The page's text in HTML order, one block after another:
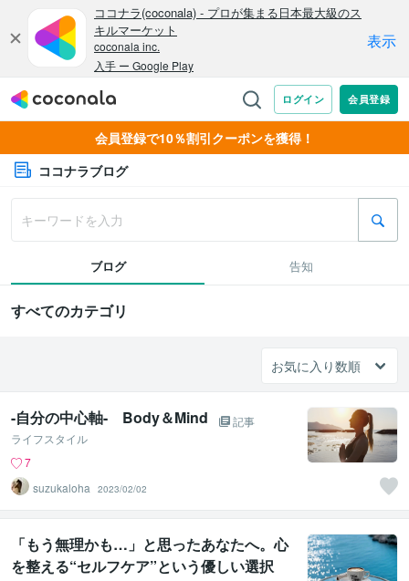
会員登録で10％割引クーポンを獲得！
ココナラブログ
ブログ 告知
すべてのカテゴリ
-自分の中心軸- Body＆Mind
記事
ライフスタイル
7
suzukaloha
2023/02/02
「もう無理かも…」と思ったあなたへ。心
を整える“セルフケア”という優しい選択